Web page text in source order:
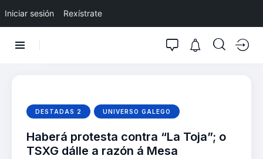
Iniciar sesión Rexístrate
DESTADAS 2 UNIVERSO GALEGO
Haberá protesta contra “La Toja”; o
TSXG dálle a razón á Mesa